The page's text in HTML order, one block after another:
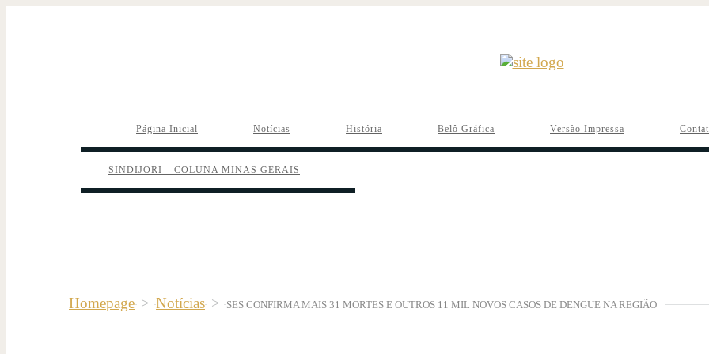
Página Inicial Notícias História Belô Gráfica Versão Impressa
SINDIJORI – COLUNA MINAS GERAIS
Homepage > Notícias > SES CONFIRMA MAIS 31 MORTES E OUTROS 11 MIL NOVOS CASOS DE DENGUE NA REGIÃO